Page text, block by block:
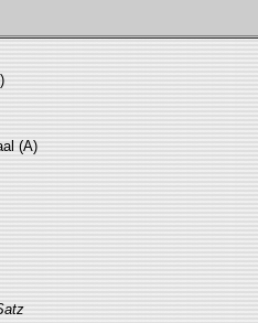
(A)